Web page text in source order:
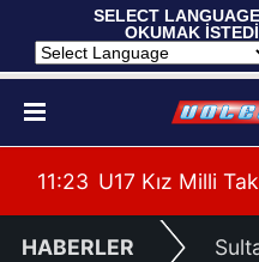
SELECT
OKUMAK
Oynadı
11:23 U17 Kız Milli
HABERLER